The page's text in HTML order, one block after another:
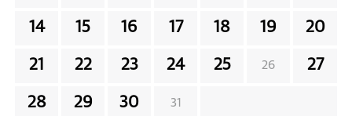
14 15 16 17 18 19 20
21 22 23 24 25 26 27
28 29 30 31